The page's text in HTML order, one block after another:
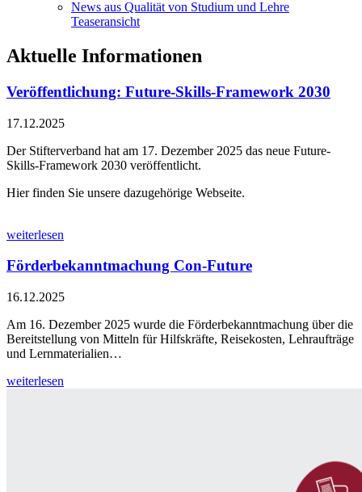
News aus Qualität von Studium und Lehre
Teaseransicht
Aktuelle Informationen
Veröffentlichung: Future-Skills-Framework 2030
17.12.2025
Der Stifterverband hat am 17. Dezember 2025 das neue Future-
Skills-Framework 2030 veröffentlicht.
Hier finden Sie unsere dazugehörige Webseite.
weiterlesen
Förderbekanntmachung Con-Future
16.12.2025
Am 16. Dezember 2025 wurde die Förderbekanntmachung über die
Bereitstellung von Mitteln für Hilfskräfte, Reisekosten, Lehraufträge
und Lernmaterialien…
weiterlesen